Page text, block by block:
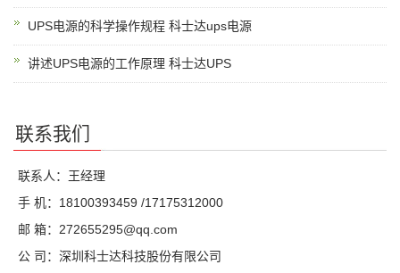
UPS电源的科学操作规程 科士达ups电源
讲述UPS电源的工作原理 科士达UPS
联系我们
联系人：王经理
手 机：18100393459 /17175312000
邮 箱：272655295@qq.com
公 司：深圳科士达科技股份有限公司